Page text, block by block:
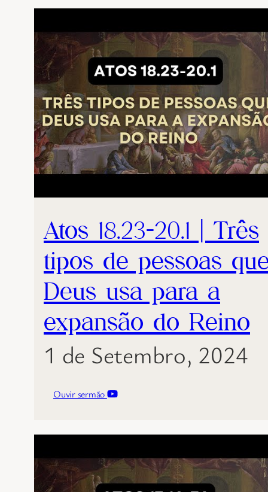
Atos 18.23-20.1 | Três
tipos de pessoas
Deus usa para a
expansão do Reino
1 de Setembro, 2024
Ouvir sermão